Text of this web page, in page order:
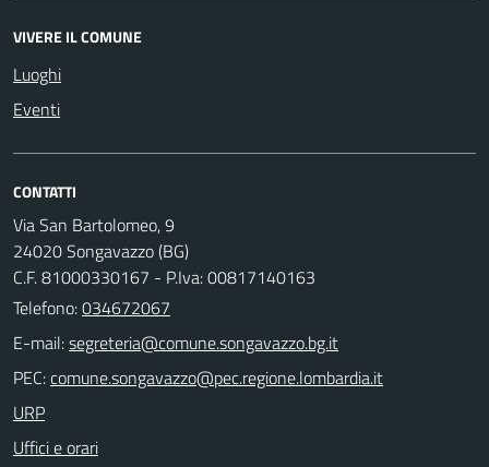
VIVERE IL COMUNE
Luoghi
Eventi
CONTATTI
Via San Bartolomeo, 9
24020 Songavazzo (BG)
C.F. 81000330167 - P.Iva: 00817140163
Telefono:034672067
E-mail:
PEC:
URP
Uffici e orari